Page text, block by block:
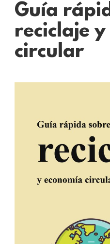
Guía
reciclaje
circular
grande